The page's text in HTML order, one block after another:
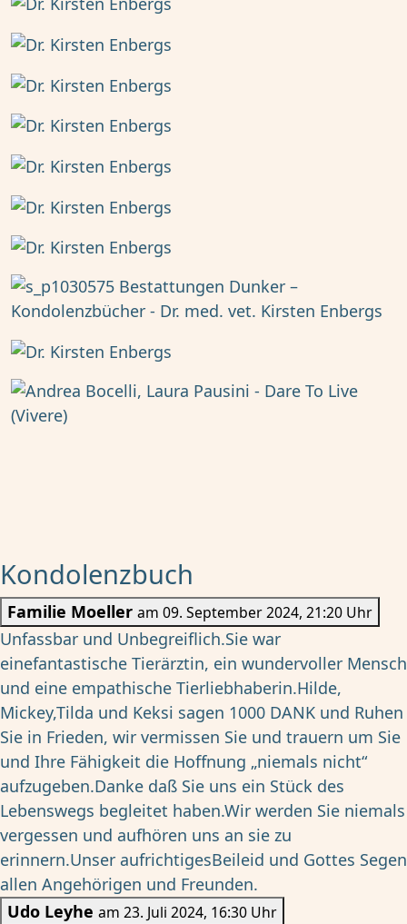
Kondolenzbuch
Familie Moeller am 09. September 2024, 21:20 Uhr
Unfassbar und Unbegreiflich.Sie war
einefantastische Tierärztin, ein wundervoller Mensch
und eine empathische Tierliebhaberin.Hilde,
Mickey,Tilda und Keksi sagen 1000 DANK und Ruhen
Sie in Frieden, wir vermissen Sie und trauern um Sie
und Ihre Fähigkeit die Hoffnung „niemals nicht“
aufzugeben.Danke daß Sie uns ein Stück des
Lebenswegs begleitet haben.Wir werden Sie niemals
vergessen und aufhören uns an sie zu
erinnern.Unser aufrichtigesBeileid und Gottes Segen
allen Angehörigen und Freunden.
Udo Leyhe
am 23. Juli 2024, 16:30 Uhr